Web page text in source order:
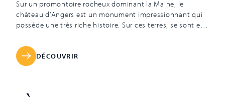
Sur un promontoire rocheux dominant la Maine, le
château d’Angers est un monument impressionnant qui
possède une très riche histoire. Sur ces terres, se sont en
gaulois, le coeur de la ville romaine et un vaste palais
comtal roman. Au XIIIe siècle, la mère du Roi Saint Louis,
[…]
DÉCOUVRIR